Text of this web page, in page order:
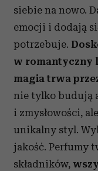
siebie na nowo.
emocji i dodają
potrzebuje.
w romantyczny
magia trwa
nie tylko budują
i zmysłowości,
unikalny styl.
jakość. Perfumy
składników,